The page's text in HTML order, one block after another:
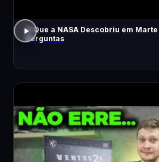
O Que a NASA Descobriu em
Perguntas